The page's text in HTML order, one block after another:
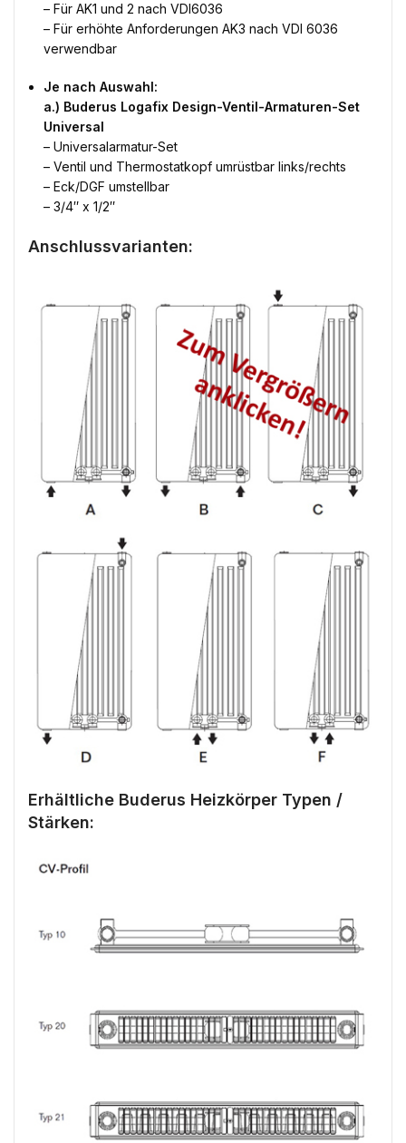
– Für AK1 und 2 nach VDI6036
– Für erhöhte Anforderungen AK3 nach VDI 6036
verwendbar
Je nach Auswahl:
a.) Buderus Logafix Design-Ventil-Armaturen-Set
Universal
– Universalarmatur-Set
– Ventil und Thermostatkopf umrüstbar links/rechts
– Eck/DGF umstellbar
– 3/4″ x 1/2″
Anschlussvarianten:
Erhältliche Buderus Heizkörper Typen /
Stärken: